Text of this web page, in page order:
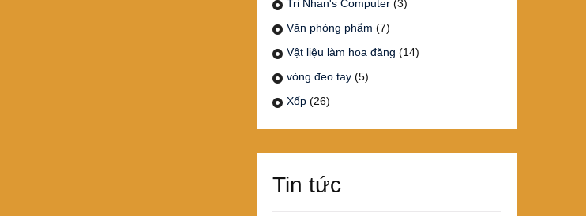
Tri Nhan's Computer (3)
Văn phòng phẩm (7)
Vật liệu làm hoa đăng (14)
vòng đeo tay (5)
Xốp (26)
Tin tức